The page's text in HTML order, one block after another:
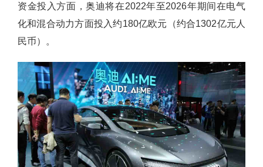
资金投入方面，奥迪将在2022年至2026年期间在电气
化和混合动力方面投入约180亿欧元（约合1302亿元人
民币）。